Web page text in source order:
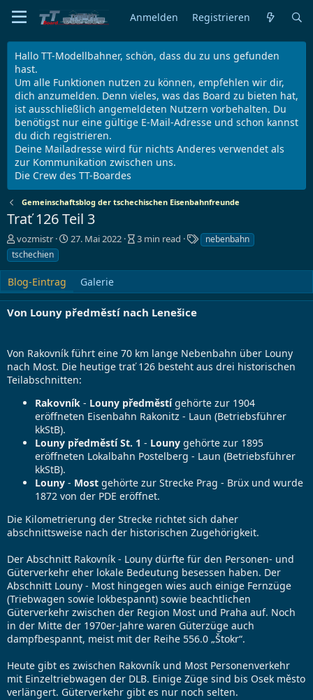
Anmelden Registrieren
Hallo TT-Modellbahner, schön, dass du zu uns gefunden
hast.
Um alle Funktionen nutzen zu können, empfehlen wir dir,
dich anzumelden. Denn vieles, was das Board zu bieten hat,
ist ausschließlich angemeldeten Nutzern vorbehalten. Du
benötigst nur eine gültige E-Mail-Adresse und schon kannst
du dich registrieren.
Deine Mailadresse wird für nichts Anderes verwendet als
zur Kommunikation zwischen uns.
Die Crew des TT-Boardes
Gemeinschaftsblog der tschechischen Eisenbahnfreunde
Trať 126 Teil 3
A
u
t
r
vozmistr
E
l
l
g
s
d
t
u
27. Mai 2022
B
n
t
r
e
t
e
3 min read
S
g
t
e
nebenbahn
tschechien
Blog-Eintrag Galerie
Von Louny předměstí nach Lenešice
Von Rakovník führt eine 70 km lange Nebenbahn über Louny
nach Most. Die heutige trať 126 besteht aus drei historischen
Teilabschnitten:
Rakovník - Louny předměstígehörte zur 1904
eröffneten Eisenbahn Rakonitz - Laun (Betriebsführer
kkStB).
Louny předměstí St. 1 - Louny gehörte zur 1895
eröffneten Lokalbahn Postelberg - Laun (Betriebsführer
kkStB).
Louny - Most gehörte zur Strecke Prag - Brüx und wurde
1872 von der PDE eröffnet.
Die Kilometrierung der Strecke richtet sich daher
abschnittsweise nach der historischen Zugehörigkeit.
Der Abschnitt Rakovník - Louny dürfte für den Personen- und
Güterverkehr eher lokale Bedeutung besessen haben. Der
Abschnitt Louny - Most hingegen wies auch einige Fernzüge
(Triebwagen sowie lokbespannt) sowie beachtlichen
Güterverkehr zwischen der Region Most und Praha auf. Noch
in der Mitte der 1970er-Jahre waren Güterzüge auch
dampfbespannt, meist mit der Reihe 556.0 „Štokr“.
Heute gibt es zwischen Rakovník und Most Personenverkehr
mit Einzeltriebwagen der DLB. Einige Züge sind bis Osek město
verlängert. Güterverkehr gibt es nur noch selten.